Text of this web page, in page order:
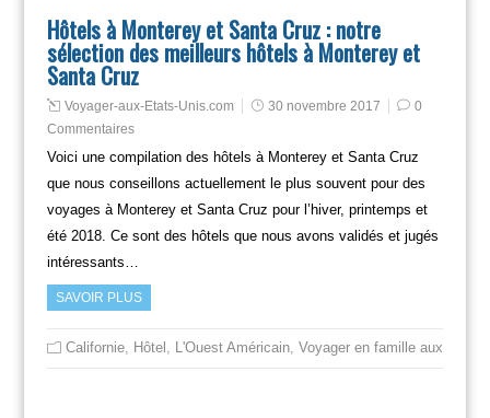
Hôtels à Monterey et Santa Cruz : notre
sélection des meilleurs hôtels à Monterey et
Santa Cruz
Voyager-aux-Etats-Unis.com 30 novembre 2017
0
Commentaires
Voici une compilation des hôtels à Monterey et Santa Cruz
que nous conseillons actuellement le plus souvent pour des
voyages à Monterey et Santa Cruz pour l’hiver, printemps et
été 2018. Ce sont des hôtels que nous avons validés et jugés
intéressants…
SAVOIR PLUS
Californie, Hôtel L'Ouest Américain, Voyager en famille aux usa